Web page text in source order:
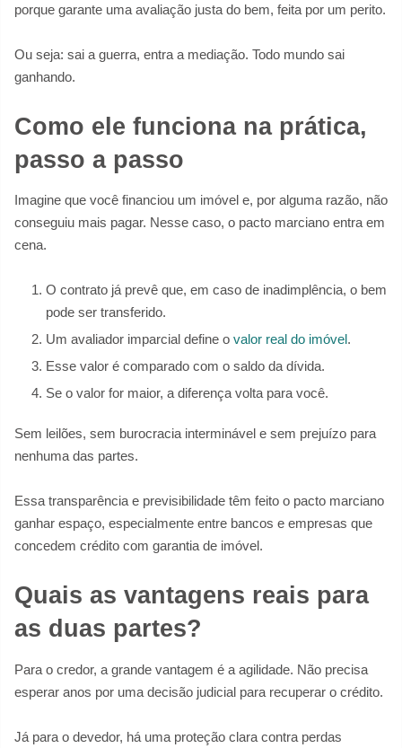
porque garante uma avaliação justa do bem, feita por um perito.
Ou seja: sai a guerra, entra a mediação. Todo mundo sai
ganhando.
Como ele funciona na prática,
passo a passo
Imagine que você financiou um imóvel e, por alguma razão, não
conseguiu mais pagar. Nesse caso, o pacto marciano entra em
cena.
O contrato já prevê que, em caso de inadimplência, o bem
pode ser transferido.
Um avaliador imparcial define o valor real do imóvel.
Esse valor é comparado com o saldo da dívida.
Se o valor for maior, a diferença volta para você.
Sem leilões, sem burocracia interminável e sem prejuízo para
nenhuma das partes.
Essa transparência e previsibilidade têm feito o pacto marciano
ganhar espaço, especialmente entre bancos e empresas que
concedem crédito com garantia de imóvel.
Quais as vantagens reais para
as duas partes?
Para o credor, a grande vantagem é a agilidade. Não precisa
esperar anos por uma decisão judicial para recuperar o crédito.
Já para o devedor, há uma proteção clara contra perdas